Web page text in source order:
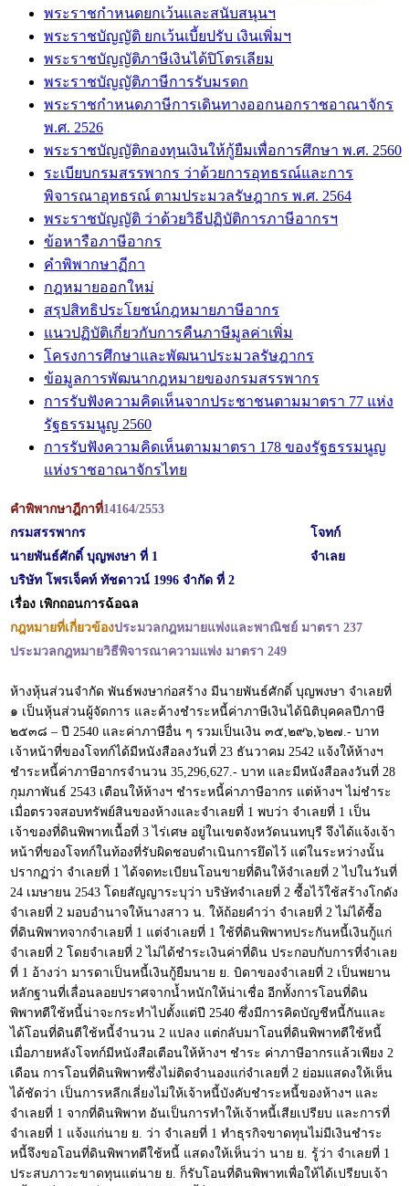
พระราชกำหนดยกเว้นและสนับสนุนฯ
พระราชบัญญัติ ยกเว้นเบี้ยปรับ เงินเพิ่มฯ
พระราชบัญญัติภาษีเงินได้ปิโตรเลียม
พระราชบัญญัติภาษีการรับมรดก
พระราชกำหนดภาษีการเดินทางออกนอกราชอาณาจักร
พ.ศ. 2526
พระราชบัญญัติกองทุนเงินให้กู้ยืมเพื่อการศึกษา พ.ศ. 2560
ระเบียบกรมสรรพากร ว่าด้วยการอุทธรณ์และการ
พิจารณาอุทธรณ์ ตามประมวลรัษฎากร พ.ศ. 2564
พระราชบัญญัติ ว่าด้วยวิธีปฏิบัติการภาษีอากรฯ
ข้อหารือภาษีอากร
คำพิพากษาฏีกา
กฎหมายออกใหม่
สรุปสิทธิประโยชน์กฎหมายภาษีอากร
แนวปฏิบัติเกี่ยวกับการคืนภาษีมูลค่าเพิ่ม
โครงการศึกษาและพัฒนาประมวลรัษฎากร
ข้อมูลการพัฒนากฎหมายของกรมสรรพากร
การรับฟังความคิดเห็นจากประชาชนตามมาตรา 77 แห่ง
รัฐธรรมนูญ 2560
การรับฟังความคิดเห็นตามมาตรา 178 ของรัฐธรรมนูญ
แห่งราชอาณาจักรไทย
คำพิพากษาฎีกาที่14164/2553
กรมสรรพากร
โจทก์
นายพันธ์ศักดิ์ บุญพงษา ที่ 1
จำเลย
บริษัท โพรเจ็คท์ ทัชดาวน์ 1996 จำกัด ที่ 2
เรื่อง เพิกถอนการฉ้อฉล
กฎหมายที่เกี่ยวข้องประมวลกฎหมายแพ่งและพาณิชย์ มาตรา 237
ประมวลกฎหมายวิธีพิจารณาความแพ่ง มาตรา 249
ห้างหุ้นส่วนจำกัด พันธ์พงษาก่อสร้าง มีนายพันธ์ศักดิ์ บุญพงษา จำเลยที่
๑ เป็นหุ้นส่วนผู้จัดการ และค้างชำระหนี้ค่าภาษีเงินได้นิติบุคคลปีภาษี
๒๕๓๘ – ปี 2540 และค่าภาษีอื่น ๆ รวมเป็นเงิน ๓๕,๒๙๖,๖๒๗.- บาท
เจ้าหน้าที่ของโจทก์ได้มีหนังสือลงวันที่ 23 ธันวาคม 2542 แจ้งให้ห้างฯ
ชำระหนี้ค่าภาษีอากรจำนวน 35,296,627.- บาท และมีหนังสือลงวันที่ 28
กุมภาพันธ์ 2543 เตือนให้ห้างฯ ชำระหนี้ค่าภาษีอากร แต่ห้างฯ ไม่ชำระ
เมื่อตรวจสอบทรัพย์สินของห้างและจำเลยที่ 1 พบว่า จำเลยที่ 1 เป็น
เจ้าของที่ดินพิพาทเนื้อที่ 3 ไร่เศษ อยู่ในเขตจังหวัดนนทบุรี จึงได้แจ้งเจ้า
หน้าที่ของโจทก์ในท้องที่รับผิดชอบดำเนินการยึดไว้ แต่ในระหว่างนั้น
ปรากฏว่า จำเลยที่ 1 ได้จดทะเบียนโอนขายที่ดินให้จำเลยที่ 2 ไปในวันที่
24 เมษายน 2543 โดยสัญญาระบุว่า บริษัทจำเลยที่ 2 ซื้อไว้ใช้สร้างโกดัง
จำเลยที่ 2 มอบอำนาจให้นางสาว น. ให้ถ้อยคำว่า จำเลยที่ 2 ไม่ได้ซื้อ
ที่ดินพิพาทจากจำเลยที่ 1 แต่จำเลยที่ 1 ใช้ที่ดินพิพาทประกันหนี้เงินกู้แก่
จำเลยที่ 2 โดยจำเลยที่ 2 ไม่ได้ชำระเงินค่าที่ดิน ประกอบกับการที่จำเลย
ที่ 1 อ้างว่า มารดาเป็นหนี้เงินกู้ยืมนาย ย. บิดาของจำเลยที่ 2 เป็นพยาน
หลักฐานที่เลื่อนลอยปราศจากน้ำหนักให้น่าเชื่อ อีกทั้งการโอนที่ดิน
พิพาทตีใช้หนี้น่าจะกระทำไปตั้งแต่ปี 2540 ซึ่งมีการคิดบัญชีหนี้กันและ
ได้โอนที่ดินตีใช้หนี้จำนวน 2 แปลง แต่กลับมาโอนที่ดินพิพาทตีใช้หนี้
เมื่อภายหลังโจทก์มีหนังสือเตือนให้ห้างฯ ชำระ ค่าภาษีอากรแล้วเพียง 2
เดือน การโอนที่ดินพิพาทซึ่งไม่ติดจำนองแก่จำเลยที่ 2 ย่อมแสดงให้เห็น
ได้ชัดว่า เป็นการหลีกเลี่ยงไม่ให้เจ้าหนี้บังคับชำระหนี้ของห้างฯ และ
จำเลยที่ 1 จากที่ดินพิพาท อันเป็นการทำให้เจ้าหนี้เสียเปรียบ และการที่
จำเลยที่ 1 แจ้งแก่นาย ย. ว่า จำเลยที่ 1 ทำธุรกิจขาดทุนไม่มีเงินชำระ
หนี้จึงขอโอนที่ดินพิพาทตีใช้หนี้ แสดงให้เห็นว่า นาย ย. รู้ว่า จำเลยที่ 1
ประสบภาวะขาดทุนแต่นาย ย. ก็รับโอนที่ดินพิพาทเพื่อให้ได้เปรียบเจ้า